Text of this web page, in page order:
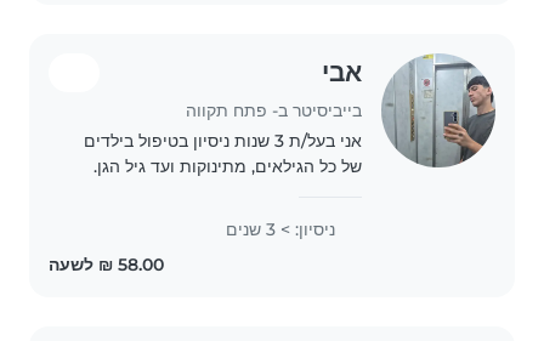
אבי
בייביסיטר ב- פתח תקווה
אני בעל/ת 3 שנות ניסיון בטיפול בילדים
של כל הגילאים, מתינוקות ועד גיל הגן.
ולהדריך בפעילויות כמו ציור, יצירה
ניסיון: > 3 שנים